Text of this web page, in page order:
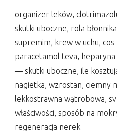
organizer leków,
skutki uboczne, rola
supremim, krew w uchu,
paracetamol teva, heparyna
— skutki uboczne, ile
nagietka, wzrostan, ciemny
lekkostrawna wątrobowa,
właściwości, sposób na
regeneracja nerek